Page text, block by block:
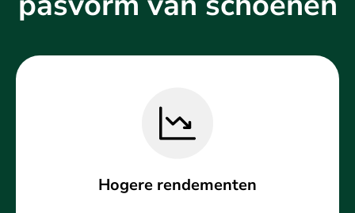
Hogere rendementen